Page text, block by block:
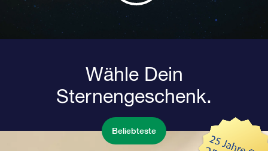
Wähle Dein
Sternengeschenk.
Beliebteste